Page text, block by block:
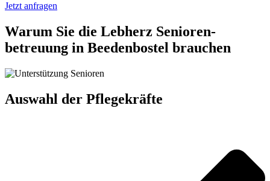
Jetzt anfragen
Warum Sie die Lebherz Senioren­
betreuung in Beedenbostel brauchen
Auswahl der Pflegekräfte